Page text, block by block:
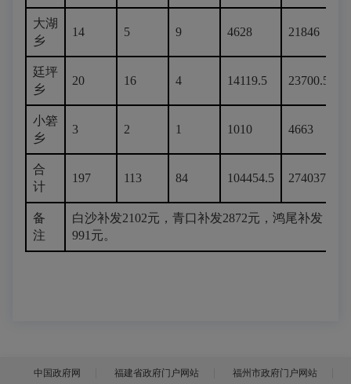
大湖
乡
14 5 9 4628 21846
廷坪
乡
20 16 4 14119.5 23700.5
小箬
乡
3 2 1 1010 4663
合
计
197 113 84 104454.5 274037.5
备
注
白沙补发2102元，青口补发2872元，鸿尾补发
991元。
中国政府网 福建省政府门户网站 福州市政府门户网站